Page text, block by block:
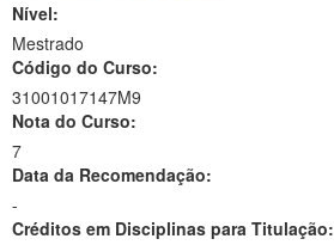
Nível:
Mestrado
Código do Curso:
31001017147M9
Nota do Curso:
7
Data da Recomendação:
-
Créditos em Disciplinas para Titulação: